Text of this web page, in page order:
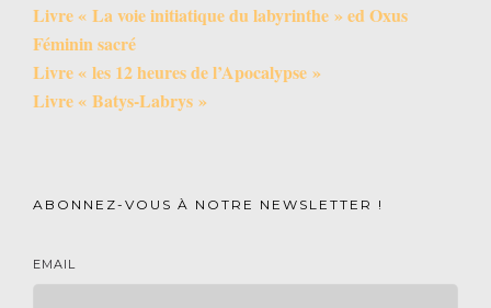
Livre « La voie initiatique du labyrinthe » ed Oxus
Féminin sacré
Livre « les 12 heures de l’Apocalypse »
Livre « Batys-Labrys »
ABONNEZ-VOUS À NOTRE NEWSLETTER !
EMAIL